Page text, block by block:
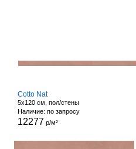
Cotto Nat
5x120 см, пол/стены
Наличие: по запросу
12277 р/м²